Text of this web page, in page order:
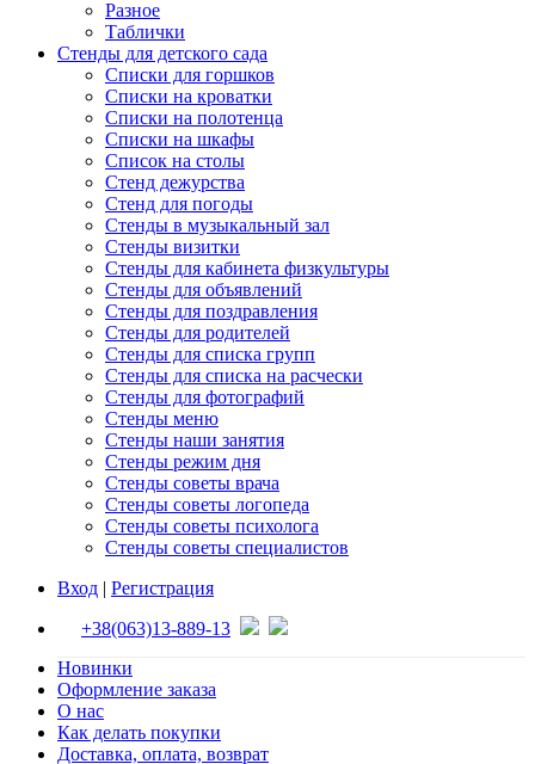
Разное
Таблички
Стенды для детского сада
Списки для горшков
Списки на кроватки
Списки на полотенца
Списки на шкафы
Список на столы
Стенд дежурства
Стенд для погоды
Стенды в музыкальный зал
Стенды визитки
Стенды для кабинета физкультуры
Стенды для объявлений
Стенды для поздравления
Стенды для родителей
Стенды для списка групп
Стенды для списка на расчески
Стенды для фотографий
Стенды меню
Стенды наши занятия
Стенды режим дня
Стенды советы врача
Стенды советы логопеда
Стенды советы психолога
Стенды советы специалистов
Вход | Регистрация
+38(063)13-889-13
Новинки
Оформление заказа
О нас
Как делать покупки
Доставка, оплата, возврат